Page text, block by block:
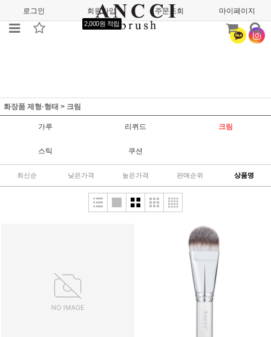
로그인 회원가입
2,000원 적립
주문조회 마이페이지
화장품 제형·형태 > 크림
가루 리퀴드 크림
스틱 쿠션
최신순 낮은가격 높은가격 판매순위 상품명